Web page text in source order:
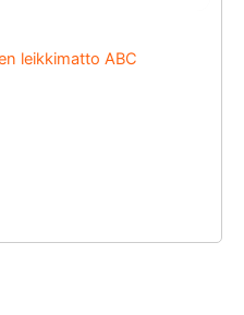
leikkimatto ABC